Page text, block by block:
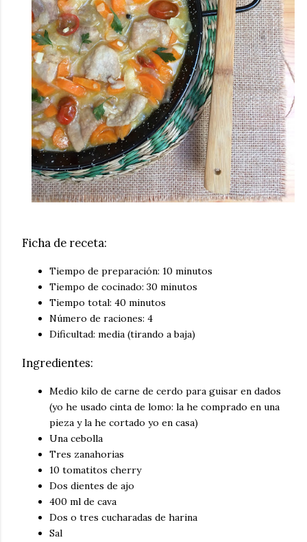
Ficha de receta:
Tiempo de preparación: 10 minutos
Tiempo de cocinado: 30 minutos
Tiempo total: 40 minutos
Número de raciones: 4
Dificultad: media (tirando a baja)
Ingredientes:
Medio kilo de carne de cerdo para guisar en dados
(yo he usado cinta de lomo: la he comprado en una
pieza y la he cortado yo en casa)
Una cebolla
Tres zanahorias
10 tomatitos cherry
Dos dientes de ajo
400 ml de cava
Dos o tres cucharadas de harina
Sal